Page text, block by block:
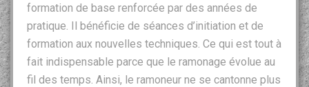
formation de base renforcée par des années de
pratique. Il bénéficie de séances d’initiation et de
formation aux nouvelles techniques. Ce qui est tout à
fait indispensable parce que le ramonage évolue au
fil des temps. Ainsi, le ramoneur ne se cantonne plus